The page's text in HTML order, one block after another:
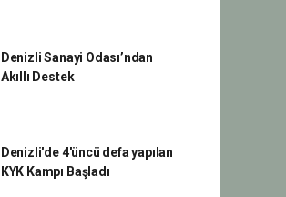
Denizli Sanayi Odası’ndan
Akıllı Destek
Denizli'de 4'üncü defa yapılan
KYK Kampı Başladı